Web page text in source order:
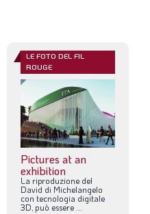
LE FOTO DEL FIL
ROUGE
Pictures at an
exhibition
La riproduzione del
David di Michelangelo
con tecnologia digitale
3D, può essere